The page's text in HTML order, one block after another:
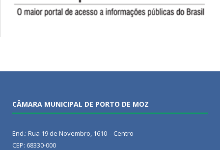
CÂMARA MUNICIPAL DE PORTO DE MOZ
End.: Rua 19 de Novembro, 1610 – Centro
CEP: 68330-000